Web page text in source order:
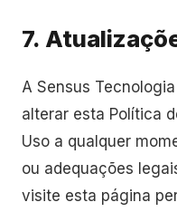
7.
A Sensus
alterar esta Política
Uso a qualquer
ou adequações
visite esta página